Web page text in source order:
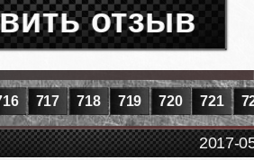
отзыв
717 718 719 720 721
2017-